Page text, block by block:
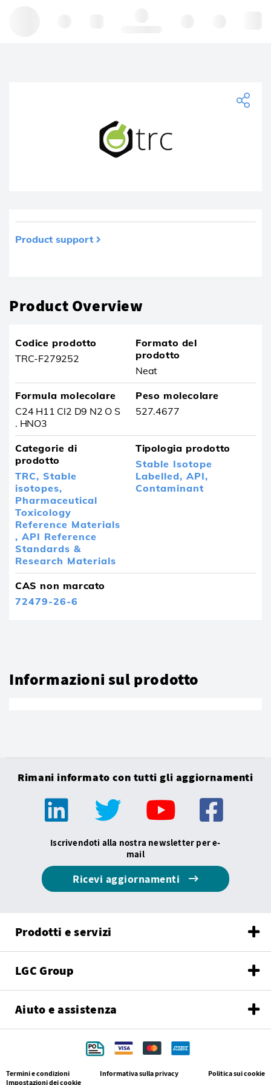
Product support
Product Overview
Codice prodotto
TRC-F279252
Formato del
prodotto
Neat
Formula molecolare
C24 H11 Cl2 D9 N2 O S
. HNO3
Peso molecolare
527.4677
Categorie di
prodotto
TRC, Stable
isotopes,
Pharmaceutical
Toxicology
Reference Materials
, API Reference
Standards &
Research Materials
Tipologia prodotto
Stable Isotope
Labelled, API,
Contaminant
CAS non marcato
72479-26-6
Informazioni sul prodotto
Rimani informato con tutti gli aggiornamenti
Iscrivendoti alla nostra newsletter per e-
mail
Ricevi aggiornamenti
Prodotti e servizi
LGC Group
Aiuto e assistenza
Termini e condizioni Informativa sulla privacy
Politica sui cookie
Impostazioni dei cookie